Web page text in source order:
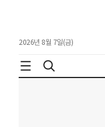
2026년 8월 7일(금)